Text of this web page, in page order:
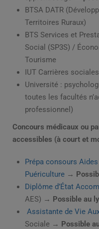
BTSA DATR
Territoires Ruraux)
BTS Services et
Social (SP3S) /
Tourisme
IUT Carrières sociales
Université :
toutes les facultés
professionnel)
Concours médicaux ou
accessibles (à court et
Prépa consours
Puériculture →
Diplôme d’État
AES) → Possible au
Assistante de Vie
Sociale → Possible